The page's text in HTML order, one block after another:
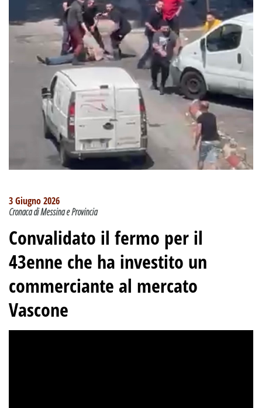
3 Giugno 2026
Cronaca di Messina e Provincia
Convalidato il fermo per il
43enne che ha investito un
commerciante al mercato
Vascone